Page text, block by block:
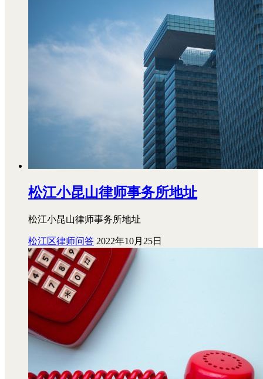
松江小昆山律师事务所地址
松江小昆山律师事务所地址
松江区律师问答 2022年10月25日